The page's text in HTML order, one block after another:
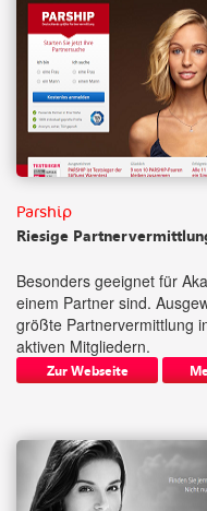
Parship
Riesige
Besonders geeignet für
einem Partner sind.
größte Partnervermittlung
aktiven Mitgliedern.
Zur Webseite